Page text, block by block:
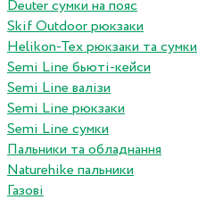
Deuter сумки на пояс
Skif Outdoor рюкзаки
Helikon-Tex рюкзаки та сумки
Semi Line бьюті-кейси
Semi Line валізи
Semi Line рюкзаки
Semi Line сумки
Пальники та обладнання
Naturehike пальники
Газові